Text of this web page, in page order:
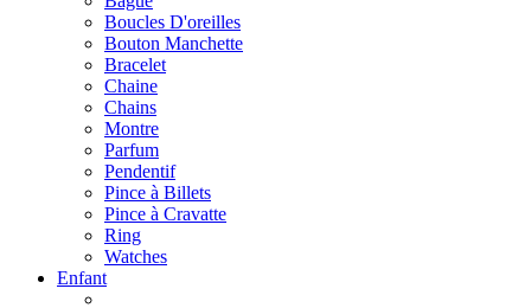
Boucles D'oreilles
Bouton Manchette
Bracelet
Chaine
Chains
Montre
Parfum
Pendentif
Pince à Billets
Pince à Cravatte
Ring
Watches
Enfant